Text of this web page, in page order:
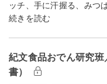
ッチ、手に汗握る、みつ
続きを読む
紀文食品おでん研究
書）